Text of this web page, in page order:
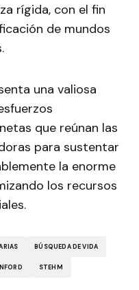
rígida, con el fin
de mundos
una valiosa
que reúnan las
para sustentar
la enorme
los recursos
BÚSQUEDA DE VIDA
STEHM